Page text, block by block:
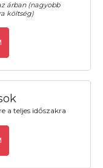
árban (nagyobb
költség)
a teljes időszakra